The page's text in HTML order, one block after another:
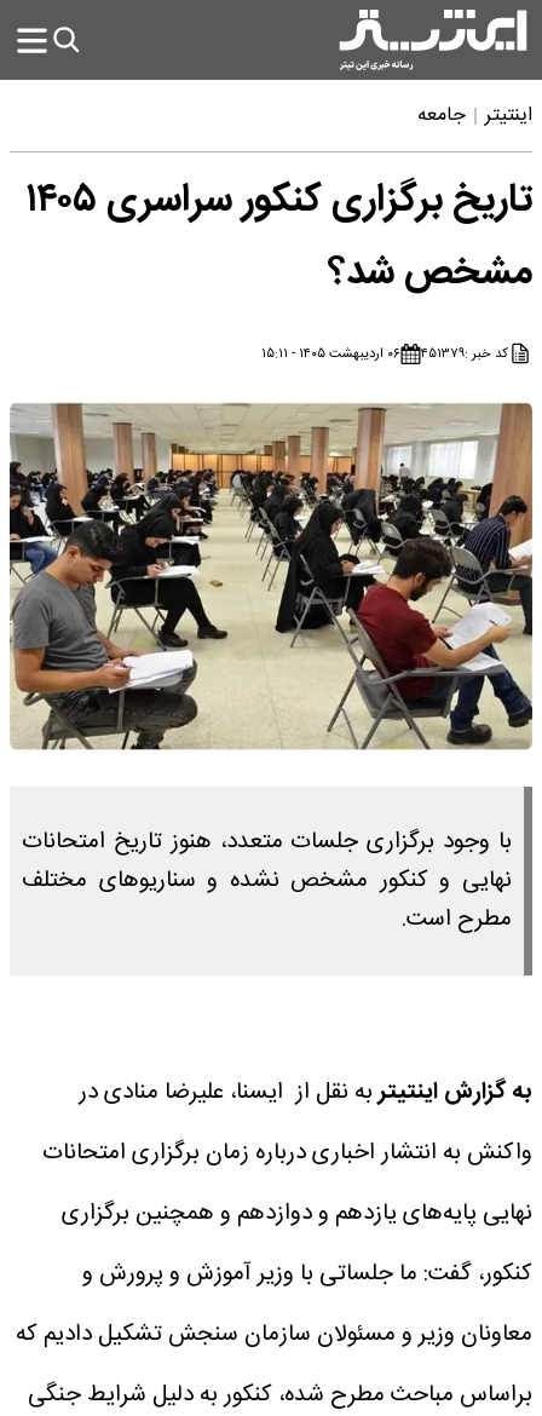
اینتیتر جامعه
تاریخ برگزاری کنکور سراسری ۱۴۰۵
مشخص شد؟
کد خبر :۴۵۱۳۷۹ ۰۶ اردیبهشت ۱۴۰۵ - ۱۵:۱۱
با وجود برگزاری جلسات متعدد، هنوز تاریخ امتحانات
نهایی و کنکور مشخص نشده و سناریو‌های مختلف
مطرح است.
به گزارش اینتیتربه نقل از ایسنا، علیرضا منادی در
واکنش به انتشار اخباری درباره زمان برگزاری امتحانات
نهایی پایه‌های یازدهم و دوازدهم و همچنین برگزاری
کنکور، گفت: ما جلساتی با وزیر آموزش و پرورش و
معاونان وزیر و مسئولان سازمان سنجش تشکیل دادیم که
براساس مباحث مطرح شده، کنکور به دلیل شرایط جنگی